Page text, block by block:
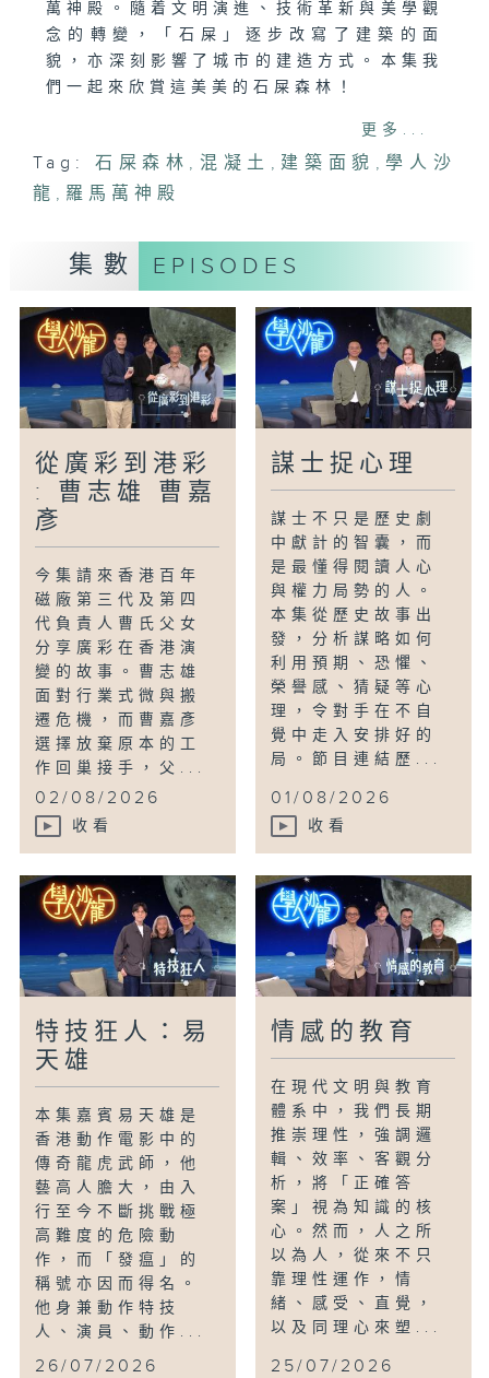
萬神殿。隨着文明演進、技術革新與美學觀
念的轉變，「石屎」逐步改寫了建築的面
貌，亦深刻影響了城市的建造方式。本集我
們一起來欣賞這美美的石屎森林！
潘浩倫(建築師)
董正綱(建築師)
#石屎森林#羅馬萬神殿#混凝土#建築面貌
更多...
Tag: 石屎森林 , 混凝土 , 建築面貌 , 學人沙
龍 , 羅馬萬神殿
集數 EPISODES
從廣彩到港彩
: 曹志雄 曹嘉
彥
今集請來香港百年
磁廠第三代及第四
代負責人曹氏父女
分享廣彩在香港演
變的故事。曹志雄
面對行業式微與搬
遷危機，而曹嘉彥
選擇放棄原本的工
作回巢接手，父...
02/08/2026
收看
謀士捉心理
謀士不只是歷史劇
中獻計的智囊，而
是最懂得閱讀人心
與權力局勢的人。
本集從歷史故事出
發，分析謀略如何
利用預期、恐懼、
榮譽感、猜疑等心
理，令對手在不自
覺中走入安排好的
局。節目連結歷...
01/08/2026
收看
特技狂人：易
天雄
本集嘉賓易天雄是
香港動作電影中的
傳奇龍虎武師，他
藝高人膽大，由入
行至今不斷挑戰極
高難度的危險動
作，而「發瘟」的
稱號亦因而得名。
他身兼動作特技
人、演員、動作...
26/07/2026
情感的教育
在現代文明與教育
體系中，我們長期
推崇理性，強調邏
輯、效率、客觀分
析，將「正確答
案」視為知識的核
心。然而，人之所
以為人，從來不只
靠理性運作，情
緒、感受、直覺，
以及同理心來塑...
25/07/2026